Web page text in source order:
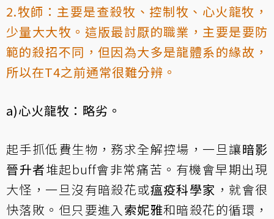
2.牧師：主要是查殺牧、控制牧、心火龍牧，
少量大大牧。這版最討厭的職業，主要是要防
範的殺招不同，但因為大多是龍體系的緣故，
所以在T4之前通常很難分辨。
a)心火龍牧：略劣。
起手抓低費生物，務求全解控場，一旦讓暗影
晉升者堆起buff會非常痛苦。有機會早期出現
大怪，一旦沒有暗殺花或瘟疫科學家 ，就會很
快落敗。但只要進入 索妮雅和暗殺花的循環，